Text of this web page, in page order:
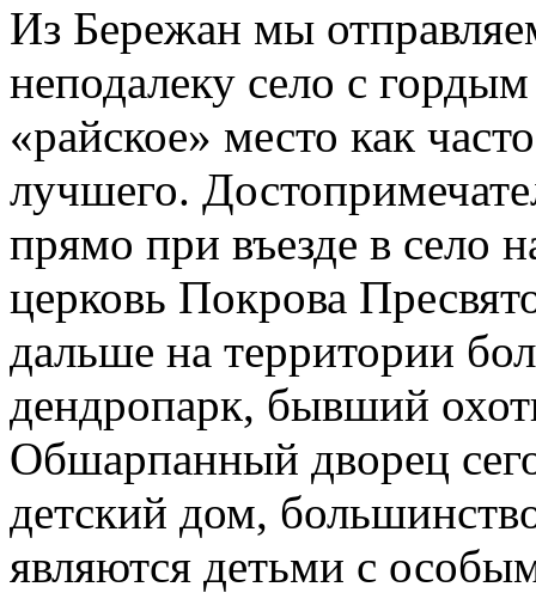
Из Бережан мы
неподалеку село с
«райское» место как
лучшего.
прямо при въезде в село
церковь Покрова
дальше на территории
дендропарк, бывший
Обшарпанный дворец
детский дом,
являются детьми с